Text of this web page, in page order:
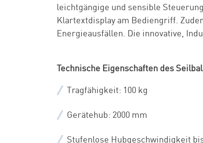
leichtgängige und sensible
Klartextdisplay am Bediengriff.
Energieausfällen. Die innovative,
Technische Eigenschaften des
Tragfähigkeit: 100 kg
Gerätehub: 2000 mm
Stufenlose Hubgeschwindigkeit